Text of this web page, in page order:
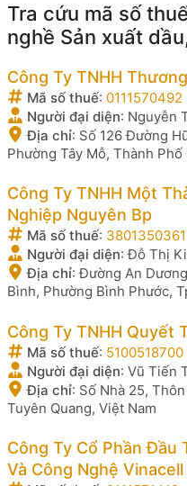
Tra cứu mã số
nghề Sản xuất
Công Ty TNHH
Mã số thuế: 0111570492
Người đại diện: Nguyễn
Địa chỉ: Số 126 Đường
Phường Tây Mỗ, Thành Phố
Công Ty TNHH Một
Nghiệp Nguyên Bp
Mã số thuế: 3801350361
Người đại diện:Đỗ Thị
Địa chỉ:Đường An
Bình, Phường Bình Phước,
Công Ty TNHH Quyết
Mã số thuế: 5100518700
Người đại diện: Vũ Tiến
Địa chỉ: Số Nhà 25,
Tuyên Quang, Việt Nam
Công Ty Cổ Phần Đầu
Và Công Nghệ Vinacell